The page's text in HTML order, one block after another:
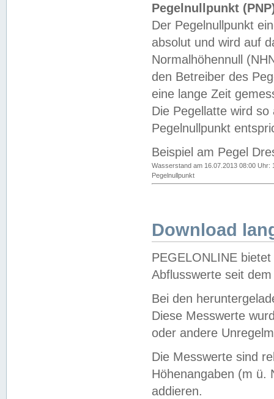
Pegelnullpunkt
Der Pegelnullpunkt
absolut und wird auf
Normalhöhennull
den Betreiber des
eine lange Zeit
Die Pegellatte wird
Pegelnullpunkt
Beispiel am Pegel
Wasserstand am 16.07.2013 08:00 Uhr:
Pegelnullpunkt
Download
PEGELONLINE
Abflusswerte seit
Bei den
Diese Messwerte
oder andere
Die Messwerte sind
Höhenangaben (m ü.
addieren.